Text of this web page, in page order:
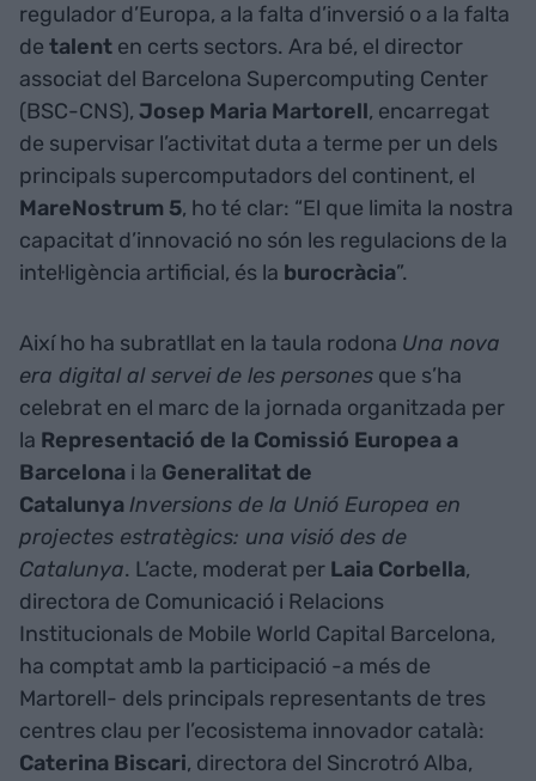
regulador d’Europa, a la falta d’inversió o a la falta
de talent en certs sectors. Ara bé, el director
associat del Barcelona Supercomputing Center
(BSC-CNS), Josep Maria Martorell, encarregat
de supervisar l’activitat duta a terme per un dels
principals supercomputadors del continent, el
MareNostrum 5, ho té clar: “El que limita la nostra
capacitat d’innovació no són les regulacions de la
intel·ligència artificial, és la burocràcia”.
Així ho ha subratllat en la taula rodona Una nova
era digital al servei de les persones que s’ha
celebrat en el marc de la jornada organitzada per
la Representació de la Comissió Europea a
Barcelona i la Generalitat de
CatalunyaInversions de la Unió Europea en
projectes estratègics: una visió des de
Catalunya. L’acte, moderat per Laia Corbella,
directora de Comunicació i Relacions
Institucionals de Mobile World Capital Barcelona,
ha comptat amb la participació -a més de
Martorell- dels principals representants de tres
centres clau per l’ecosistema innovador català:
Caterina Biscari, directora del Sincrotró Alba,